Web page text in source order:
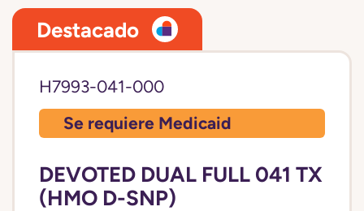
Destacado
H7993-041-000
Se requiere Medicaid
DEVOTED DUAL FULL 041 TX
(HMO D-SNP)